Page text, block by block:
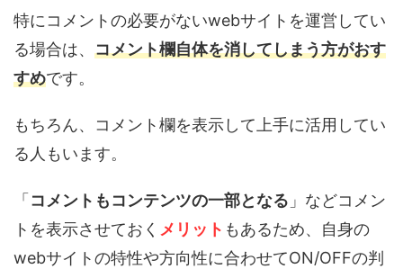
特にコメントの必要がないwebサイトを運営してい
る場合は、 コメント欄自体を消してしまう方がおす
すめです。
もちろん、コメント欄を表示して上手に活用してい
る人もいます。
「 コメントもコンテンツの一部となる 」などコメン
トを表示させておく メリット もあるため、自身の
webサイトの特性や方向性に合わせてON/OFFの判